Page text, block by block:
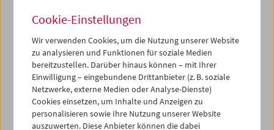
Künstlerische Forschung als Programm:
Wie klingt Film?
Cookie-Einstellungen
Wir verwenden Cookies, um die Nutzung unserer Website
zu analysieren und Funktionen für soziale Medien
bereitzustellen. Darüber hinaus können – mit Ihrer
Einwilligung – eingebundene Drittanbieter (z. B. soziale
Netzwerke, externe Medien oder Analyse-Dienste)
Cookies einsetzen, um Inhalte und Anzeigen zu
personalisieren sowie Ihre Nutzung unserer Website
auszuwerten. Diese Anbieter können die dabei